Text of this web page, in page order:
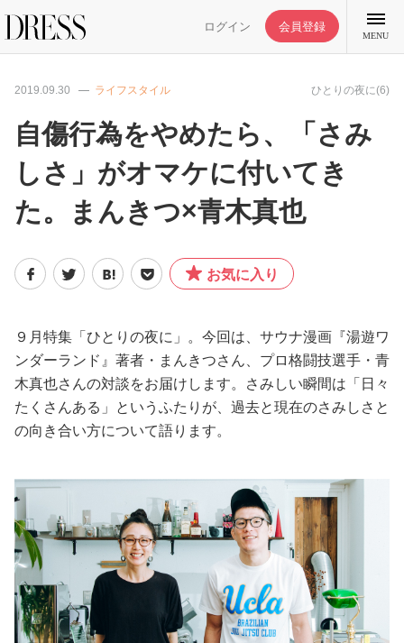
ログイン 会員登録
MENU
特集記事
DRESS部活
ライフスタイル
ファッション
恋愛/結婚/離婚
美容/健康
妊娠/出産/家族
ココロ/カラダ
2019.09.30 ライフスタイル ひとりの夜に(6)
自傷行為をやめたら、「さみ
しさ」がオマケに付いてき
た。まんきつ×青木真也
お気に入り
９月特集「ひとりの夜に」。今回は、サウナ漫画『湯遊ワ
ンダーランド』著者・まんきつさん、プロ格闘技選手・青
木真也さんの対談をお届けします。さみしい瞬間は「日々
たくさんある」というふたりが、過去と現在のさみしさと
の向き合い方について語ります。